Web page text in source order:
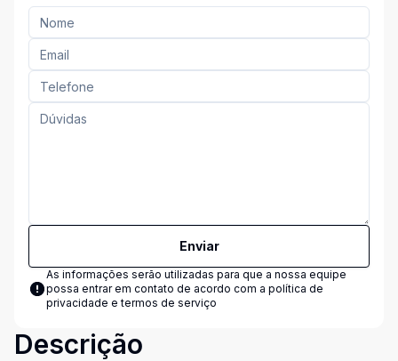
Enviar
As informações serão utilizadas para que a nossa equipe
possa entrar em contato de acordo com a política de
privacidade e termos de serviço
Descrição